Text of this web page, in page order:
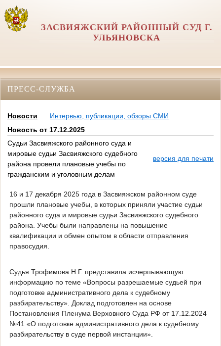
ЗАСВИЯЖСКИЙ РАЙОННЫЙ СУД Г.
УЛЬЯНОВСКА
ПРЕСС-СЛУЖБА
Новости
Интервью, публикации, обзоры СМИ
Новость от 17.12.2025
Судьи Засвияжского районного суда и
мировые судьи Засвияжского судебного
района провели плановые учебы по
гражданским и уголовным делам
версия для печати
16 и 17 декабря 2025 года в Засвияжском районном суде
прошли плановые учебы, в которых приняли участие судьи
районного суда и мировые судьи Засвияжского судебного
района. Учебы были направлены на повышение
квалификации и обмен опытом в области отправления
правосудия.
Судья Трофимова Н.Г. представила исчерпывающую
информацию по теме «Вопросы разрешаемые судьей при
подготовке административного дела к судебному
разбирательству». Доклад подготовлен на основе
Постановления Пленума Верховного Суда РФ от 17.12.2024
№41 «О подготовке административного дела к судебному
разбирательству в суде первой инстанции».